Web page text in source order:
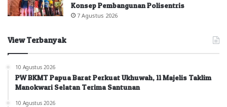
Konsep Pembangunan Polisentris
7 Agustus 2026
View Terbanyak
10 Agustus 2026
PW BKMT Papua Barat Perkuat Ukhuwah, 11 Majelis Taklim
Manokwari Selatan Terima Santunan
10 Agustus 2026